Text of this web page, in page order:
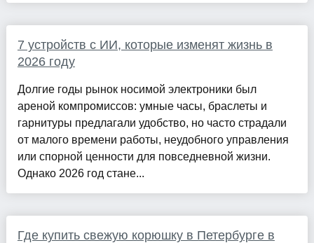
7 устройств с ИИ, которые изменят жизнь в
2026 году
Долгие годы рынок носимой электроники был
ареной компромиссов: умные часы, браслеты и
гарнитуры предлагали удобство, но часто страдали
от малого времени работы, неудобного управления
или спорной ценности для повседневной жизни.
Однако 2026 год стане...
Где купить свежую корюшку в Петербурге в